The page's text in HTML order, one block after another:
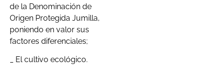
de la Denominación de
Origen Protegida Jumilla,
poniendo en valor sus
factores diferenciales;
_ El cultivo ecológico.